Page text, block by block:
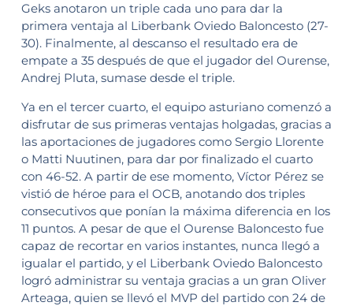
Geks anotaron un triple cada uno para dar la
primera ventaja al Liberbank Oviedo Baloncesto (27-
30). Finalmente, al descanso el resultado era de
empate a 35 después de que el jugador del Ourense,
Andrej Pluta, sumase desde el triple.
Ya en el tercer cuarto, el equipo asturiano comenzó a
disfrutar de sus primeras ventajas holgadas, gracias a
las aportaciones de jugadores como Sergio Llorente
o Matti Nuutinen, para dar por finalizado el cuarto
con 46-52. A partir de ese momento, Víctor Pérez se
vistió de héroe para el OCB, anotando dos triples
consecutivos que ponían la máxima diferencia en los
11 puntos. A pesar de que el Ourense Baloncesto fue
capaz de recortar en varios instantes, nunca llegó a
igualar el partido, y el Liberbank Oviedo Baloncesto
logró administrar su ventaja gracias a un gran Oliver
Arteaga, quien se llevó el MVP del partido con 24 de